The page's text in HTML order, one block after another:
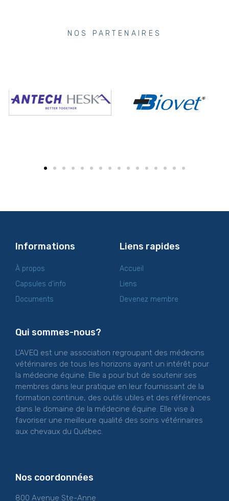
NOS PARTENAIRES
Informations
À propos
Capsules d’info
Documents
Liens rapides
Accueil
Liens
Devenez membre
Qui sommes-nous?
L’AVEQ est une association regroupant des médecins
vétérinaires de tous les horizons ayant un intérêt pour
la médecine équine. Elle a pour but de soutenir ses
membres dans leur pratique en leur fournissant de la
formation continue, des outils utiles et des références
dans le domaine de la médecine équine. Elle vise à
favoriser une meilleure qualité des soins vétérinaires
aux chevaux du Québec.
Nos coordonnées
800 Avenue Ste-Anne